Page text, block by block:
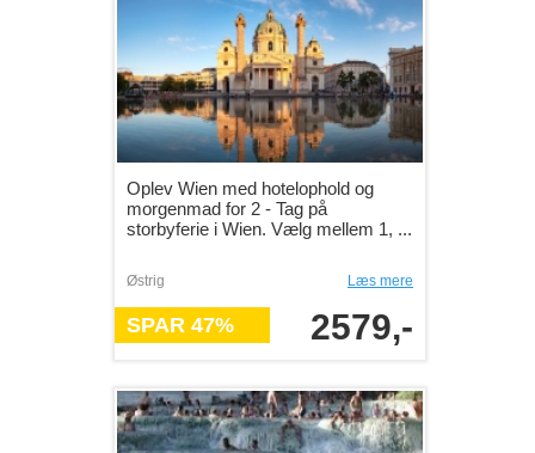
Oplev Wien med hotelophold og
morgenmad for 2 - Tag på
storbyferie i Wien. Vælg mellem 1, ...
Østrig Læs mere
SPAR 47% 2579,-